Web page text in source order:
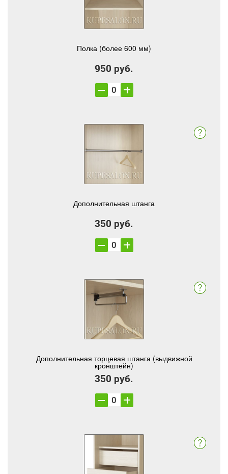
Полка (более 600 мм)
950 руб.
Дополнительная штанга
350 руб.
Дополнительная торцевая штанга (выдвижной
кронштейн)
350 руб.